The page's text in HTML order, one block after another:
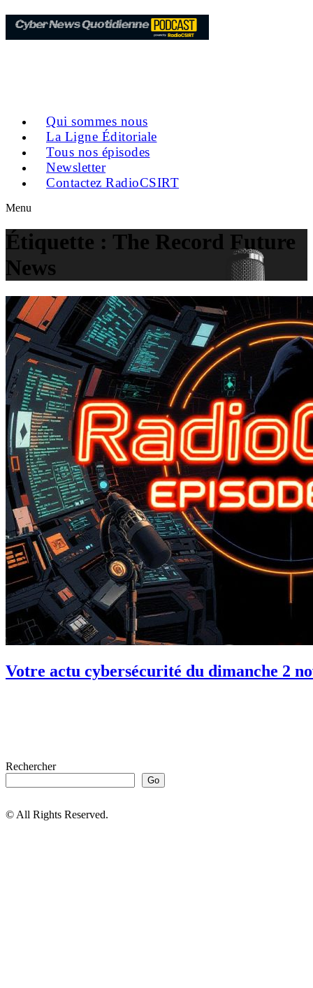
Qui sommes nous
La Ligne Éditoriale
Tous nos épisodes
Newsletter
Contactez RadioCSIRT
Menu
Étiquette : The Record Future
News
Votre actu cybersécurité du dimanche 2
Rechercher
Go
© All Rights Reserved.